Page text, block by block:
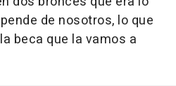
de nosotros, lo que
beca que la vamos a